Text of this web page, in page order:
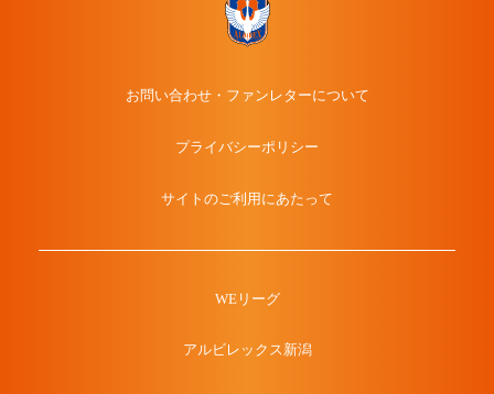
お問い合わせ・ファンレターについて
プライバシーポリシー
サイトのご利用にあたって
WEリーグ
アルビレックス新潟